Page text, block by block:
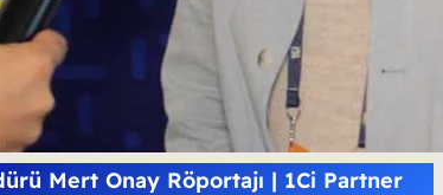
Mert Onay Röportajı | 1Ci Partner